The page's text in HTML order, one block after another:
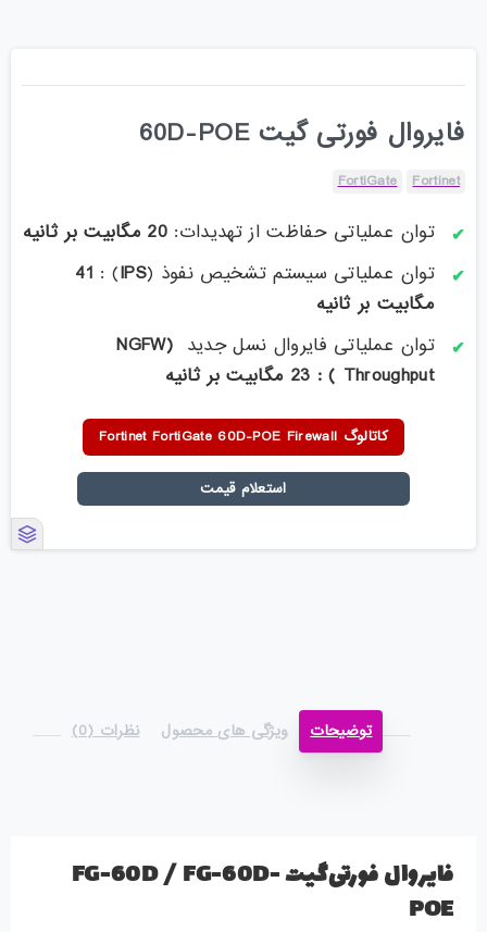
فایروال فورتی گیت 60D-POE
Fortinet
FortiGate
توان عملیاتی حفاظت از تهدیدات: 20 مگابیت بر ثانیه
توان عملیاتی سیستم تشخیص نفوذ (IPS
) :
41
مگابیت بر ثانیه
توان عملیاتی فایروال نسل جدید
(NGFW
Throughput ) : 23 مگابیت
بر ثانیه
کاتالوگ Fortinet FortiGate 60D-POE Firewall
استعلام قیمت
توضیحات ویژگی های محصول نظرات (0)
فایروال فورتی‌گیت FG-60D / FG-60D-
POE